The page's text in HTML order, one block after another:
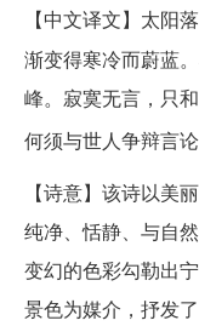
【中文译文】太阳
渐变得寒冷而蔚蓝
峰。寂寞无言，只
何须与世人争辩言
【诗意】该诗以美
纯净、恬静、与自
变幻的色彩勾勒出
景色为媒介，抒发